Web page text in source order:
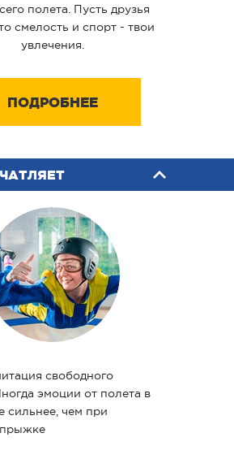
полета. Пусть друзья
смелость и спорт - твои
увлечения.
ПОДРОБНЕЕ
свободного
эмоции от полета в
сильнее, чем при